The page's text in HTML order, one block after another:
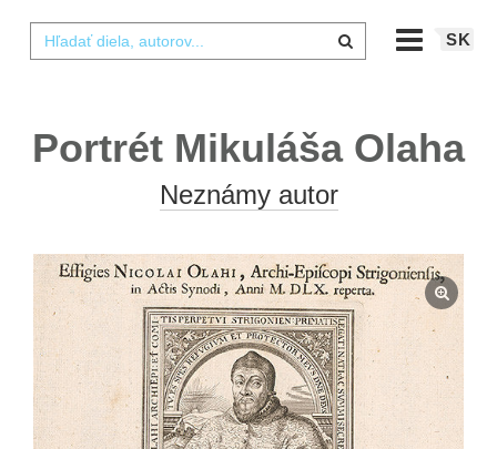
SK
Portrét Mikuláša Olaha
Neznámy autor